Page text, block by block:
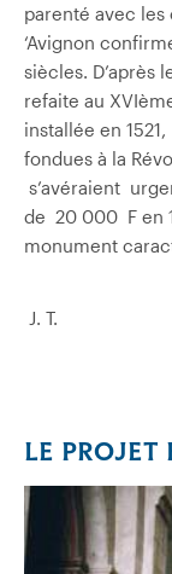
parenté avec les
‘Avignon
siècles. D’après
refaite au
installée en
fondues à la
s’avéraient
de 20 000 F en
monument
J. T.
LE PROJET